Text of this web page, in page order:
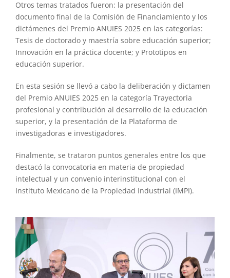
Otros temas tratados fueron: la presentación del
documento final de la Comisión de Financiamiento y los
dictámenes del Premio ANUIES 2025 en las categorías:
Tesis de doctorado y maestría sobre educación superior;
Innovación en la práctica docente; y Prototipos en
educación superior.
En esta sesión se llevó a cabo la deliberación y dictamen
del Premio ANUIES 2025 en la categoría Trayectoria
profesional y contribución al desarrollo de la educación
superior, y la presentación de la Plataforma de
investigadoras e investigadores.
Finalmente, se trataron puntos generales entre los que
destacó la convocatoria en materia de propiedad
intelectual y un convenio interinstitucional con el
Instituto Mexicano de la Propiedad Industrial (IMPI).